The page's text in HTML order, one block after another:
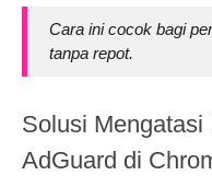
Cara ini cocok bagi
tanpa repot.
Solusi
AdGuard di